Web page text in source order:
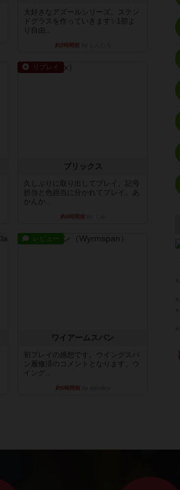
大好きなアズールシリーズ。ステン
ドグラスを作っていきます✨1部よ
り自由...
約3時間前
リプレイ
ブリックス
久しぶりに取り出してプレイ。記号
担当と色担当に分かれてプレイ。あ
かんか...
約4時間前
レビュー
ワイアームスパン
初プレイの感想です。ウイングスパ
ン履修済のコメントとなります。ウ
イング...
約6時間前